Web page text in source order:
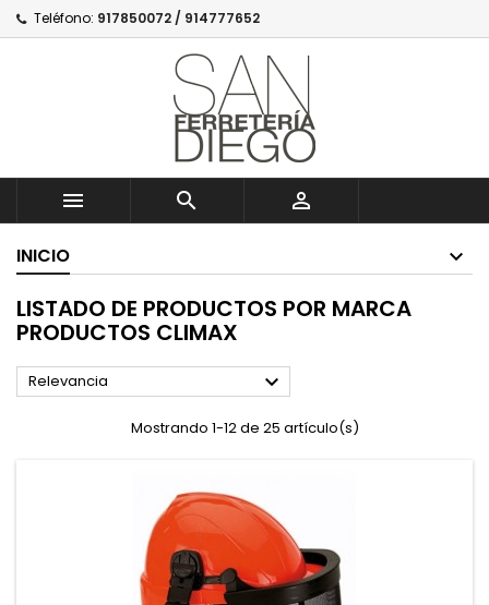
Teléfono: 917850072 / 914777652
  
INICIO
LISTADO DE PRODUCTOS POR MARCA
PRODUCTOS CLIMAX
Relevancia 
Mostrando 1-12 de 25 artículo(s)